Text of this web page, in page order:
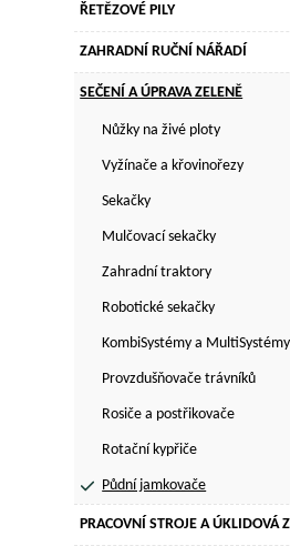
ŘETĚZOVÉ PILY
ZAHRADNÍ RUČNÍ NÁŘADÍ
SEČENÍ A ÚPRAVA ZELENĚ
Nůžky na živé ploty
Vyžínače a křovinořezy
Sekačky
Mulčovací sekačky
Zahradní traktory
Robotické sekačky
KombiSystémy a MultiSystémy
Provzdušňovače trávníků
Rosiče a postřikovače
Rotační kypřiče
Půdní jamkovače
PRACOVNÍ STROJE A ÚKLIDOVÁ